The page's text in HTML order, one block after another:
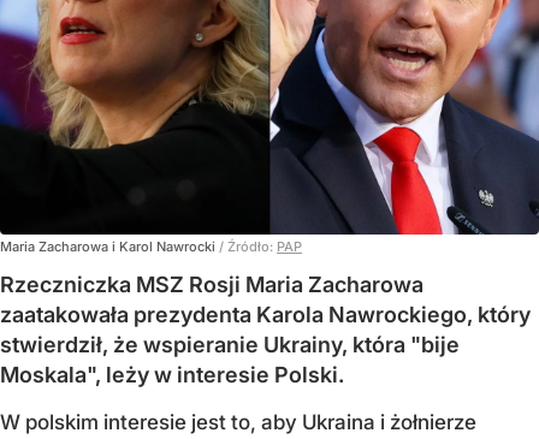
Maria Zacharowa i Karol Nawrocki / Źródło: PAP
Rzeczniczka MSZ Rosji Maria Zacharowa
zaatakowała prezydenta Karola Nawrockiego, który
stwierdził, że wspieranie Ukrainy, która "bije
Moskala", leży w interesie Polski.
W polskim interesie jest to, aby Ukraina i żołnierze